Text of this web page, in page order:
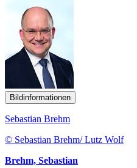
Bildinformationen
Sebastian Brehm
© Sebastian Brehm/ Lutz Wolf
Brehm, Sebastian